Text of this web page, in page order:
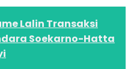
Lalin Transaksi
Soekarno-Hatta